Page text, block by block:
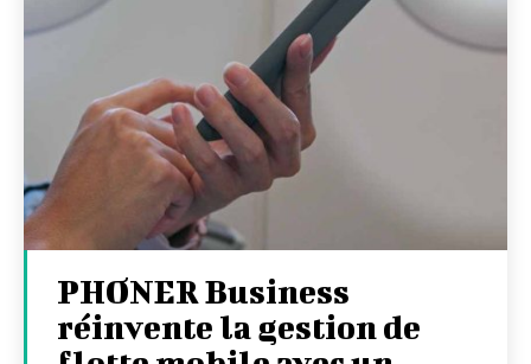
PHONER Business
réinvente la gestion de